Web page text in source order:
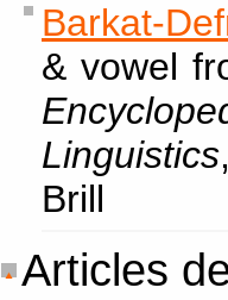
Barkat-
& vowel
Linguistics
Brill
Articles